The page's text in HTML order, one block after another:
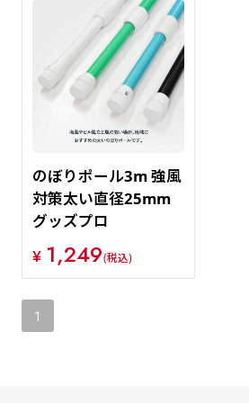
のぼりポール3m 強風
対策太い直径25mm
グッズプロ
¥ 1,249(税込)
1